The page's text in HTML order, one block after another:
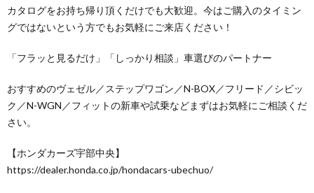
カタログをお持ち帰り頂くだけでも大歓迎。今はご購入のタイミン
グではないという方でもお気軽にご来店ください！
「フラッと見るだけ」「しっかり相談」車選びのパートナー
おすすめのヴェゼル／ステップワゴン／N-BOX／フリード／シビッ
ク／N-WGN／フィットの新車や試乗などまずはお気軽にご相談くだ
さい。
【ホンダカーズ宇部中央】
https://dealer.honda.co.jp/hondacars-ubechuo/